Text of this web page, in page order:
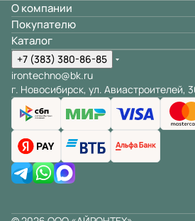
О компании
Покупателю
Каталог
+7 (383) 380-86-85
irontechno@bk.ru
г. Новосибирск, ул. Авиастроителей,